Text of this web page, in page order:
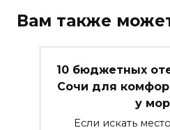
Вам также
10 бюджетных
Сочи для
у
Если искать